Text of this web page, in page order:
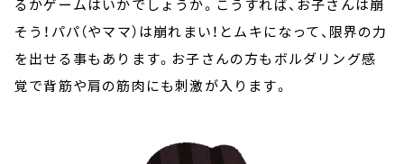
そう！パパ（やママ）は崩れまい！とムキになって、限界の力
を出せる事もあります。お子さんの方もボルダリング感
覚で背筋や肩の筋肉にも刺激が入ります。